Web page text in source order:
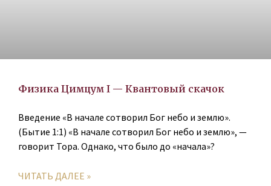
Физика Цимцум I — Квантовый скачок
Введение «В начале сотворил Бог небо и землю».
(Бытие 1:1) «В начале сотворил Бог небо и землю», —
говорит Тора. Однако, что было до «начала»?
ЧИТАТЬ ДАЛЕЕ »